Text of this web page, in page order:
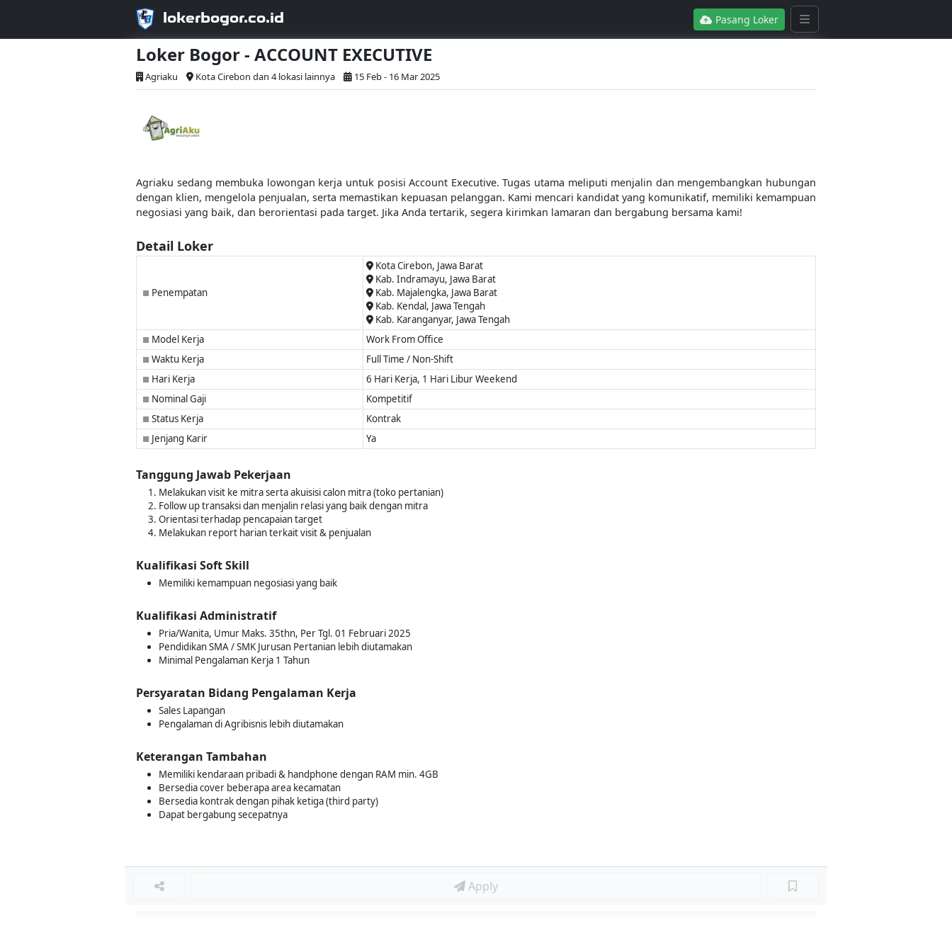
lokerbogor.co.id Pasang Loker
Loker Bogor - ACCOUNT EXECUTIVE
Agriaku Kota Cirebon dan 4 lokasi lainnya 15 Feb - 16 Mar 2025
Agriaku sedang membuka lowongan kerja untuk posisi Account Executive. Tugas utama meliputi menjalin dan mengembangkan hubungan
dengan klien, mengelola penjualan, serta memastikan kepuasan pelanggan. Kami mencari kandidat yang komunikatif, memiliki kemampuan
negosiasi yang baik, dan berorientasi pada target. Jika Anda tertarik, segera kirimkan lamaran dan bergabung bersama kami!
Detail Loker
■ Penempatan
Kota Cirebon, Jawa Barat
Kab. Indramayu, Jawa Barat
Kab. Majalengka, Jawa Barat
Kab. Kendal, Jawa Tengah
Kab. Karanganyar, Jawa Tengah
■ Model Kerja Work From Office
■ Waktu Kerja Full Time / Non-Shift
■ Hari Kerja 6 Hari Kerja, 1 Hari Libur Weekend
■ Nominal Gaji Kompetitif
■ Status Kerja Kontrak
■ Jenjang Karir Ya
Tanggung Jawab Pekerjaan
Melakukan visit ke mitra serta akuisisi calon mitra (toko pertanian)
Follow up transaksi dan menjalin relasi yang baik dengan mitra
Orientasi terhadap pencapaian target
Melakukan report harian terkait visit & penjualan
Kualifikasi Soft Skill
Memiliki kemampuan negosiasi yang baik
Kualifikasi Administratif
Pria/Wanita, Umur Maks. 35thn, Per Tgl. 01 Februari 2025
Pendidikan SMA / SMK Jurusan Pertanian lebih diutamakan
Minimal Pengalaman Kerja 1 Tahun
Persyaratan Bidang Pengalaman Kerja
Sales Lapangan
Pengalaman di Agribisnis lebih diutamakan
Keterangan Tambahan
Memiliki kendaraan pribadi & handphone dengan RAM min. 4GB
Bersedia cover beberapa area kecamatan
Bersedia kontrak dengan pihak ketiga (third party)
Dapat bergabung secepatnya
Apply